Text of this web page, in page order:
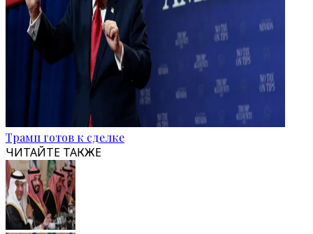
Трамп готов к сделке
ЧИТАЙТЕ ТАКЖЕ